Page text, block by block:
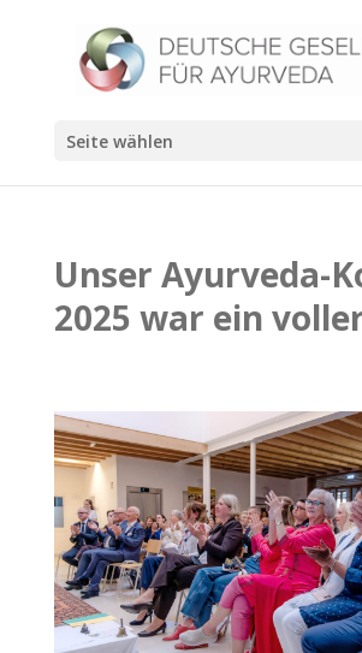
Seite wählen
Unser Ayurveda-
2025 war ein